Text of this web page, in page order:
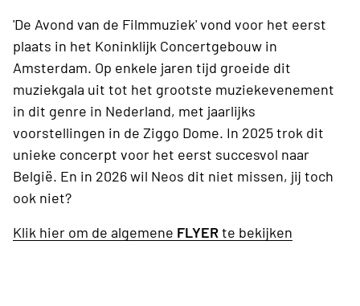
'De Avond van de Filmmuziek' vond voor het eerst
plaats in het Koninklijk Concertgebouw in
Amsterdam. Op enkele jaren tijd groeide dit
muziekgala uit tot het grootste muziekevenement
in dit genre in Nederland, met jaarlijks
voorstellingen in de Ziggo Dome. In 2025 trok dit
unieke concerpt voor het eerst succesvol naar
België. En in 2026 wil Neos dit niet missen, jij toch
ook niet?
Klik hier om de algemene FLYERte bekijken